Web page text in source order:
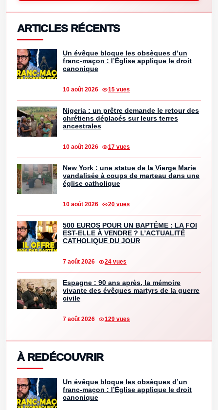
ARTICLES RÉCENTS
Un évêque bloque les obsèques d’un
franc-maçon : l’Église applique le droit
canonique
10 août 2026 15 vues
Nigeria : un prêtre demande le retour des
chrétiens déplacés sur leurs terres
ancestrales
10 août 2026 17 vues
New York : une statue de la Vierge Marie
vandalisée à coups de marteau dans une
église catholique
10 août 2026 20 vues
500 EUROS POUR UN BAPTÊME : LA FOI
EST-ELLE À VENDRE ? L’ACTUALITÉ
CATHOLIQUE DU JOUR
7 août 2026 24 vues
Espagne : 90 ans après, la mémoire
vivante des évêques martyrs de la guerre
civile
7 août 2026 129 vues
À REDÉCOUVRIR
Un évêque bloque les obsèques d’un
franc-maçon : l’Église applique le droit
canonique